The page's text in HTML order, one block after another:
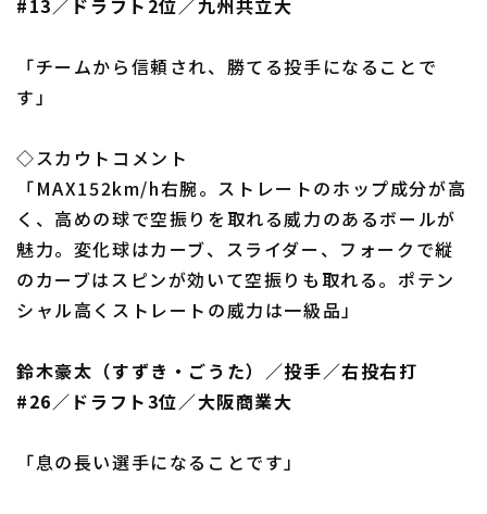
#13／ドラフト2位／九州共立大
「チームから信頼され、勝てる投手になることで
す」
◇スカウトコメント
「MAX152km/h右腕。ストレートのホップ成分が高
く、高めの球で空振りを取れる威力のあるボールが
魅力。変化球はカーブ、スライダー、フォークで縦
のカーブはスピンが効いて空振りも取れる。ポテン
シャル高くストレートの威力は一級品」
鈴木豪太（すずき・ごうた）／投手／右投右打
#26／ドラフト3位／大阪商業大
「息の長い選手になることです」